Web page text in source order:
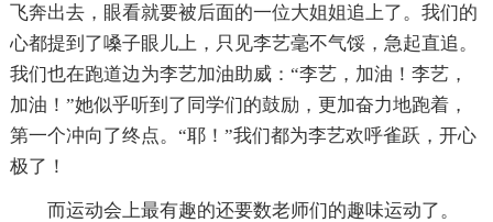
飞奔出去，眼看就要被后面的一位大姐姐追上了。我们的
心都提到了嗓子眼儿上，只见李艺毫不气馁，急起直追。
我们也在跑道边为李艺加油助威：“李艺，加油！李艺，
加油！”她似乎听到了同学们的鼓励，更加奋力地跑着，
第一个冲向了终点。“耶！”我们都为李艺欢呼雀跃，开心
极了！
而运动会上最有趣的还要数老师们的趣味运动了。